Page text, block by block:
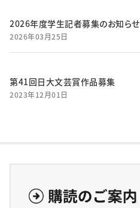
2026年度学生記者募集のお知らせ
2026年03月25日
第41回日大文芸賞作品募集
2023年12月01日